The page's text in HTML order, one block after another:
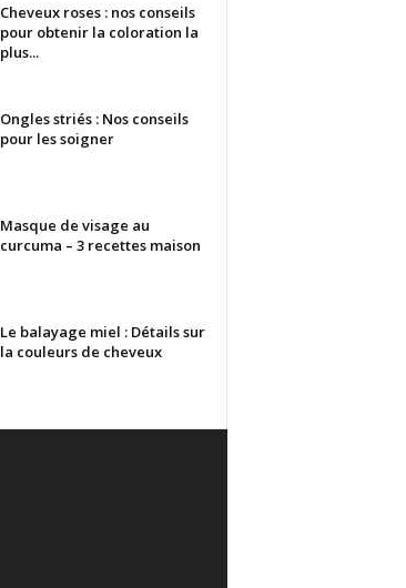
Cheveux roses : nos conseils
pour obtenir la coloration la
plus...
Ongles striés : Nos conseils
pour les soigner
Masque de visage au
curcuma – 3 recettes maison
Le balayage miel : Détails sur
la couleurs de cheveux